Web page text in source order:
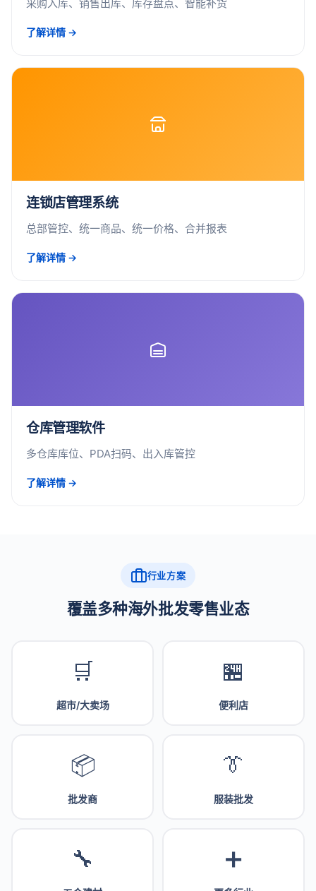
采购入库、销售出库、库存盘点、智能补货
了解详情 →
连锁店管理系统
总部管控、统一商品、统一价格、合并报表
了解详情 →
仓库管理软件
多仓库库位、PDA扫码、出入库管控
了解详情 →
行业方案
覆盖多种海外批发零售业态
🛒
超市/大卖场
🏪
便利店
📦
批发商
👔
服装批发
🔧 ➕